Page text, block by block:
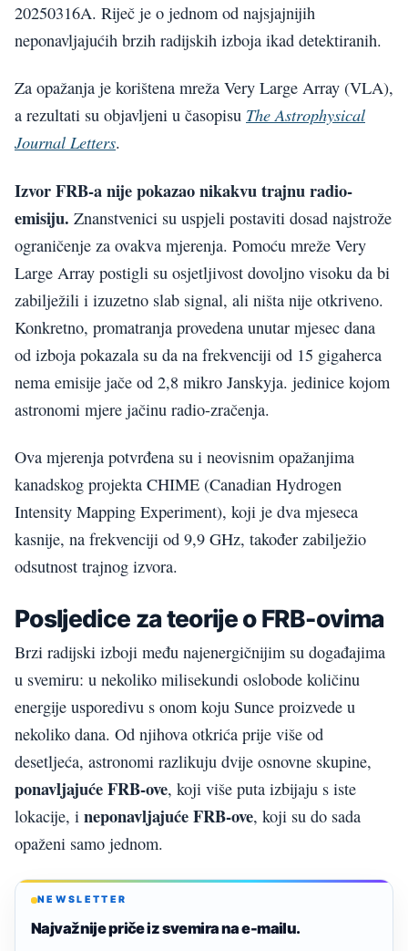
20250316A. Riječ je o jednom od najsjajnijih
neponavljajućih brzih radijskih izboja ikad detektiranih.
Za opažanja je korištena mreža Very Large Array (VLA),
a rezultati su objavljeni u časopisu The Astrophysical
Journal Letters.
Izvor FRB-a nije pokazao nikakvu trajnu radio-
emisiju. Znanstvenici su uspjeli postaviti dosad najstrože
ograničenje za ovakva mjerenja. Pomoću mreže Very
Large Array postigli su osjetljivost dovoljno visoku da bi
zabilježili i izuzetno slab signal, ali ništa nije otkriveno.
Konkretno, promatranja provedena unutar mjesec dana
od izboja pokazala su da na frekvenciji od 15 gigaherca
nema emisije jače od 2,8 mikro Janskyja. jedinice kojom
astronomi mjere jačinu radio-zračenja.
Ova mjerenja potvrđena su i neovisnim opažanjima
kanadskog projekta CHIME (Canadian Hydrogen
Intensity Mapping Experiment), koji je dva mjeseca
kasnije, na frekvenciji od 9,9 GHz, također zabilježio
odsutnost trajnog izvora.
Posljedice za teorije o FRB-ovima
Brzi radijski izboji među najenergičnijim su događajima
u svemiru: u nekoliko milisekundi oslobode količinu
energije usporedivu s onom koju Sunce proizvede u
nekoliko dana. Od njihova otkrića prije više od
desetljeća, astronomi razlikuju dvije osnovne skupine,
ponavljajuće FRB-ove, koji više puta izbijaju s iste
lokacije, i neponavljajuće FRB-ove, koji su do sada
opaženi samo jednom.
NEWSLETTER
Najvažnije priče iz svemira na e-mailu.